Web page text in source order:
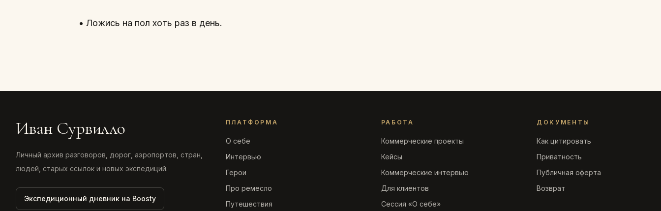
• Ложись на пол хоть раз в день.
Иван Сурвилло
Личный архив разговоров, дорог, аэропортов, стран,
людей, старых ссылок и новых экспедиций.
Экспедиционный дневник на Boosty
ПЛАТФОРМА
О себе
Интервью
Герои
Про ремесло
Путешествия
РАБОТА
Коммерческие проекты
Кейсы
Коммерческие интервью
Для клиентов
Сессия «О себе»
ДОКУМЕНТЫ
Как цитировать
Приватность
Публичная оферта
Возврат